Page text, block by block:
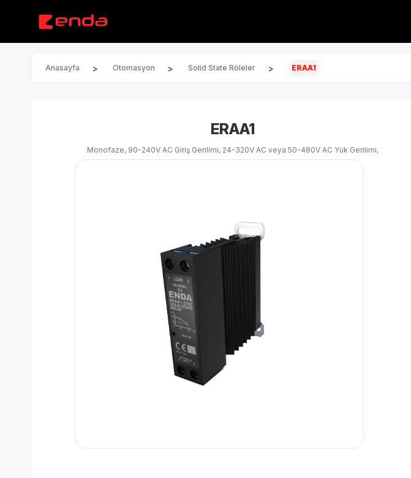
Anasayfa > Otomasyon > Solid State Röleler > ERAA1
ERAA1
Monofaze, 90-240V AC Giriş Gerilimi, 24-320V AC veya 50-480V AC Yük Gerilimi,